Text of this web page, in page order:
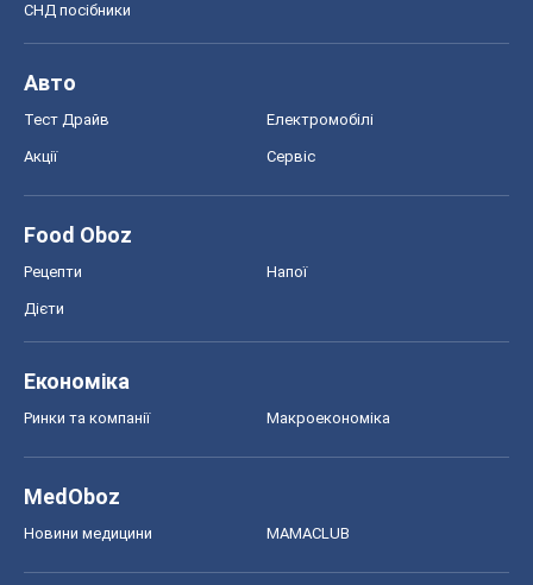
СНД посібники
Авто
Тест Драйв Електромобілі
Акції Сервіс
Food Oboz
Рецепти Напої
Дієти
Економіка
Ринки та компанії Макроекономіка
MedOboz
Новини медицини MAMACLUB